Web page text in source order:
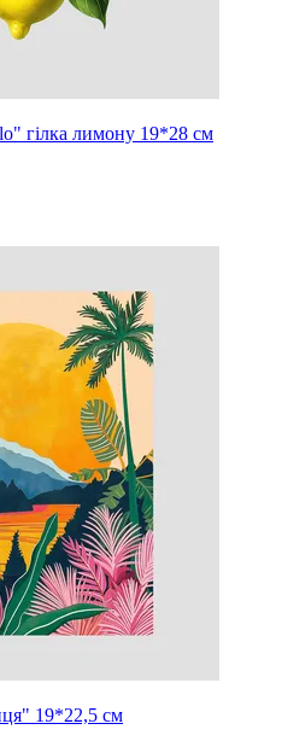
гілка лимону 19*28 см
19*22,5 см